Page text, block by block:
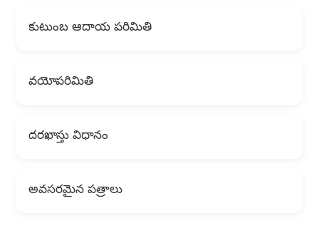
కుటుంబ ఆదాయ పరిమితి
వయోపరిమితి
దరఖాస్తు విధానం
అవసరమైన పత్రాలు